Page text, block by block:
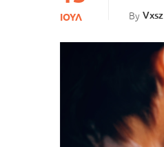
ΙΟΎΛ By Vxsz